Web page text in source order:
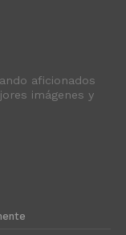
aficionados
imágenes y